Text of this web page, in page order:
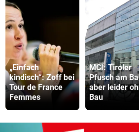
„Einfach
kindisch“: Zoff bei
Tour de France
Femmes
MCI: Tiroler
Pfusch am
aber leider
Bau